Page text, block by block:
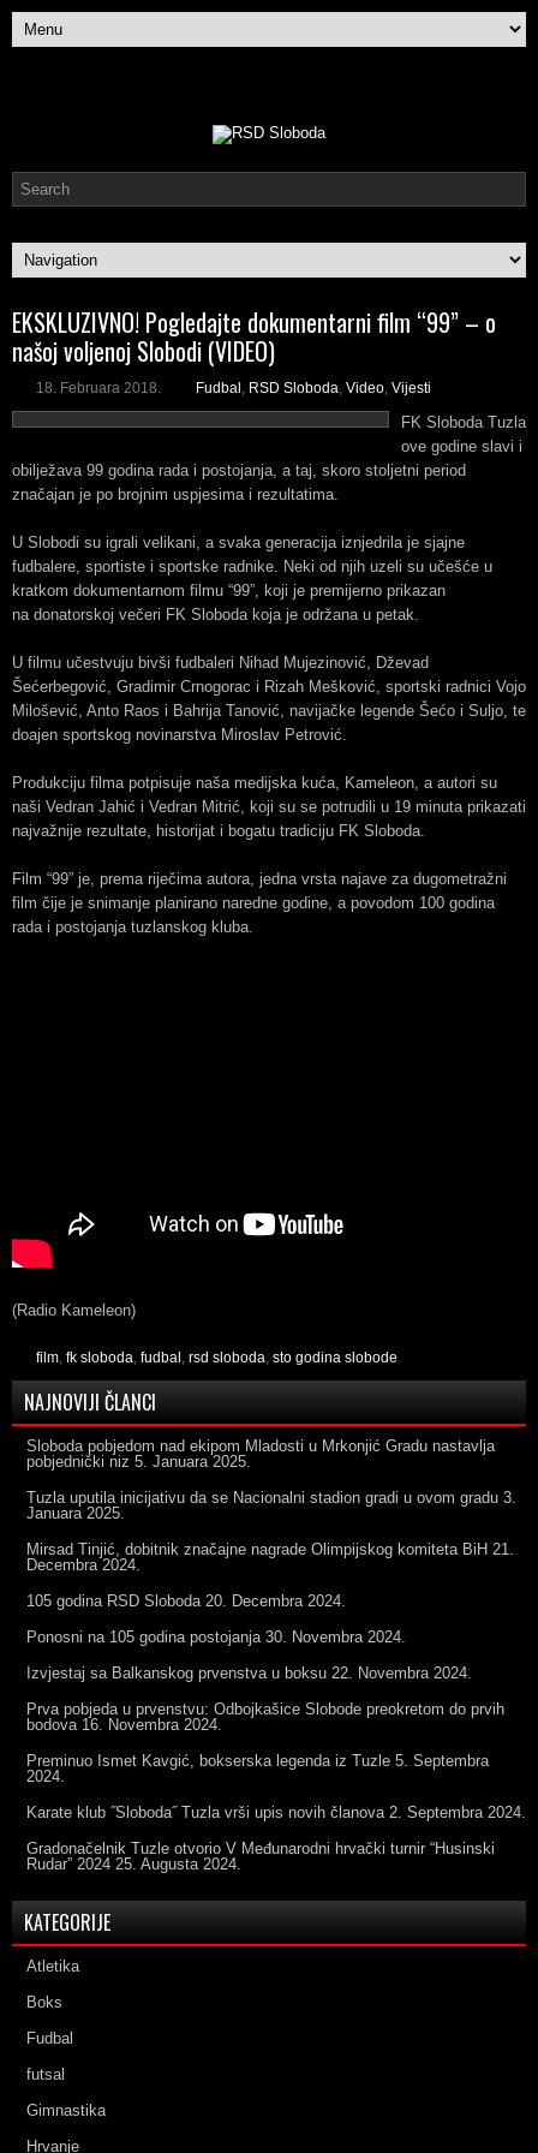
EKSKLUZIVNO! Pogledajte dokumentarni film “99” – o
našoj voljenoj Slobodi (VIDEO)
18. Februara 2018. Fudbal , RSD Sloboda, Video, Vijesti
FK Sloboda Tuzla
ove godine slavi i
obilježava 99 godina rada i postojanja, a taj, skoro stoljetni period
značajan je po brojnim uspjesima i rezultatima.
U Slobodi su igrali velikani, a svaka generacija iznjedrila je sjajne
fudbalere, sportiste i sportske radnike. Neki od njih uzeli su učešće u
kratkom dokumentarnom filmu “99”, koji je premijerno prikazan
na donatorskoj večeri FK Sloboda koja je održana u petak.
U filmu učestvuju bivši fudbaleri Nihad Mujezinović, Dževad
Šećerbegović, Gradimir Crnogorac i Rizah Mešković, sportski radnici Vojo
Milošević, Anto Raos i Bahrija Tanović, navijačke legende Šećo i Suljo, te
doajen sportskog novinarstva Miroslav Petrović.
Produkciju filma potpisuje naša medijska kuća, Kameleon, a autori su
naši Vedran Jahić i Vedran Mitrić, koji su se potrudili u 19 minuta prikazati
najvažnije rezultate, historijat i bogatu tradiciju FK Sloboda.
Film “99” je, prema riječima autora, jedna vrsta najave za dugometražni
film čije je snimanje planirano naredne godine, a povodom 100 godina
rada i postojanja tuzlanskog kluba.
(Radio Kameleon)
film, fk sloboda, fudbal , rsd sloboda, sto godina slobode
NAJNOVIJI ČLANCI
Sloboda pobjedom nad ekipom Mladosti u Mrkonjić Gradu nastavlja
pobjednički niz 5. Januara 2025.
Tuzla uputila inicijativu da se Nacionalni stadion gradi u ovom gradu 3.
Januara 2025.
Mirsad Tinjić, dobitnik značajne nagrade Olimpijskog komiteta BiH 21.
Decembra 2024.
105 godina RSD Sloboda 20. Decembra 2024.
Ponosni na 105 godina postojanja 30. Novembra 2024.
Izvjestaj sa Balkanskog prvenstva u boksu 22. Novembra 2024.
Prva pobjeda u prvenstvu: Odbojkašice Slobode preokretom do prvih
bodova 16. Novembra 2024.
Preminuo Ismet Kavgić, bokserska legenda iz Tuzle 5. Septembra
2024.
Karate klub ˝Sloboda˝ Tuzla vrši upis novih članova 2. Septembra 2024.
Gradonačelnik Tuzle otvorio V Međunarodni hrvački turnir “Husinski
Rudar” 2024 25. Augusta 2024.
KATEGORIJE
Atletika
Boks
Fudbal
futsal
Gimnastika
Hrvanje